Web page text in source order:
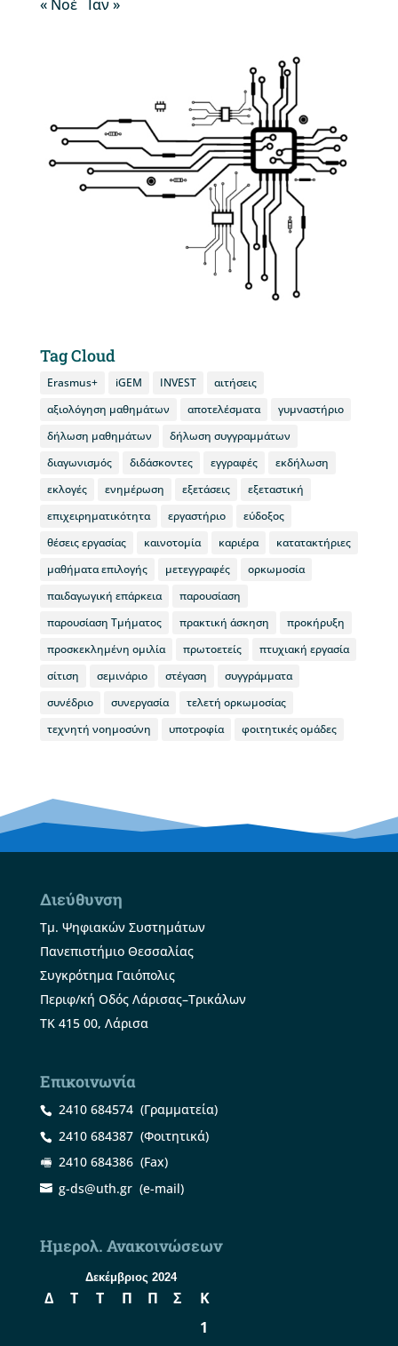
« Νοέ Ιαν »
Tag Cloud
Erasmus+ iGEM INVEST
αιτήσεις
αξιολόγηση μαθημάτων
αποτελέσματα
γυμναστήριο
δήλωση μαθημάτων
δήλωση συγγραμμάτων
διαγωνισμός
διδάσκοντες εγγραφές
εκδήλωση
εκλογές
ενημέρωση εξετάσεις
εξεταστική
επιχειρηματικότητα
εργαστήριο
εύδοξος
θέσεις εργασίας
καινοτομία καριέρα
κατατακτήριες
μαθήματα επιλογής
μετεγγραφές
ορκωμοσία
παιδαγωγική επάρκεια
παρουσίαση
παρουσίαση Τμήματος
πρακτική άσκηση
προκήρυξη
προσκεκλημένη ομιλία
πρωτοετείς
πτυχιακή εργασία
σίτιση
σεμινάριο στέγαση
συγγράμματα
συνέδριο
συνεργασία
τελετή ορκωμοσίας
τεχνητή νοημοσύνη
υποτροφία φοιτητικές ομάδες
Διεύθυνση
Τμ. Ψηφιακών Συστημάτων
Πανεπιστήμιο Θεσσαλίας
Συγκρότημα Γαιόπολις
Περιφ/κή Οδός Λάρισας–Τρικάλων
ΤΚ 415 00, Λάρισα
Επικοινωνία
2410 684574(Γραμματεία)
2410 684387(Φοιτητικά)
2410 684386(Fax)
g-ds@uth.gr(e-mail)
Ημερολ. Ανακοινώσεων
Δεκέμβριος 2024
Δ Τ Τ Π Π Σ
Κ
1